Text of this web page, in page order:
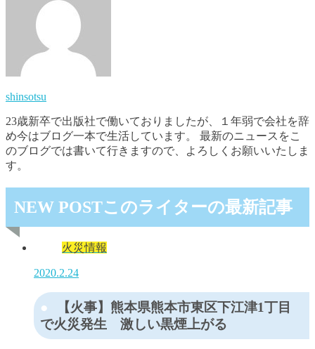
shinsotsu
23歳新卒で出版社で働いておりましたが、１年弱で会社を辞
め今はブログ一本で生活しています。 最新のニュースをこ
のブログでは書いて行きますので、よろしくお願いいたしま
す。
NEW POSTこのライターの最新記事
火災情報
2020.2.24
【火事】熊本県熊本市東区下江津1丁目
で火災発生 激しい黒煙上がる